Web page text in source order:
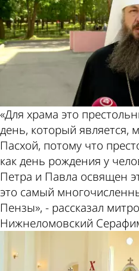
«Для храма это
день, который является,
Пасхой, потому что
как день рождения у
Петра и Павла освящен
это самый
Пензы», - рассказал
Нижнеломовский